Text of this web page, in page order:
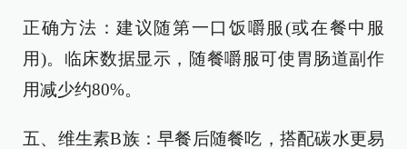
正确方法：建议随第一口饭嚼服(或在餐中服
用)。临床数据显示，随餐嚼服可使胃肠道副作
用减少约80%。
五、维生素B族：早餐后随餐吃，搭配碳水更易